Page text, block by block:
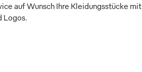
auf Wunsch Ihre Kleidungsstücke mit
Logos.